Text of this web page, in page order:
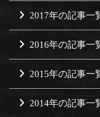
2017年の記事一
2016年の記事一
2015年の記事一
2014年の記事一